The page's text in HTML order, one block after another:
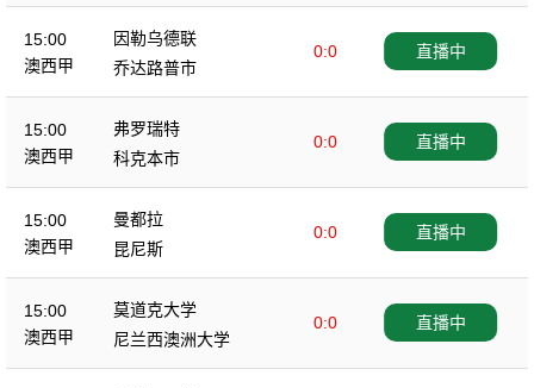
15:00
澳西甲
因勒乌德联
0:0
乔达路普市
直播中
15:00
澳西甲
弗罗瑞特
0:0
科克本市
直播中
15:00
澳西甲
曼都拉
0:0
昆尼斯
直播中
15:00
澳西甲
莫道克大学
0:0
尼兰西澳洲大学
直播中